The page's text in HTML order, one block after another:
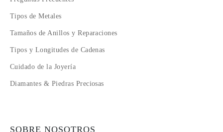
Tipos de Metales
Tamaños de Anillos y Reparaciones
Tipos y Longitudes de Cadenas
Cuidado de la Joyería
Diamantes & Piedras Preciosas
SOBRE NOSOTROS